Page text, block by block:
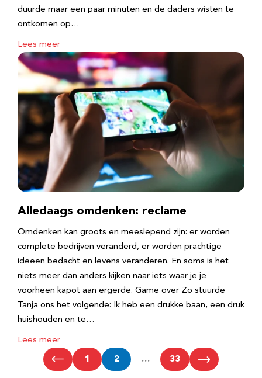
duurde maar een paar minuten en de daders wisten te
ontkomen op…
Lees meer
Alledaags omdenken: reclame
Omdenken kan groots en meeslepend zijn: er worden
complete bedrijven veranderd, er worden prachtige
ideeën bedacht en levens veranderen. En soms is het
niets meer dan anders kijken naar iets waar je je
voorheen kapot aan ergerde. Game over Zo stuurde
Tanja ons het volgende: Ik heb een drukke baan, een druk
huishouden en te…
Lees meer
1 2 … 33